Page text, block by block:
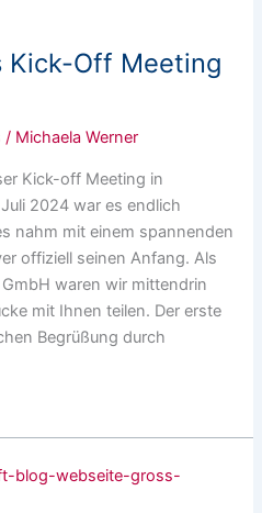
Kick-Off Meeting
/ Michaela Werner
Kick-off Meeting in
2024 war es endlich
nahm mit einem spannenden
offiziell seinen Anfang. Als
waren wir mittendrin
mit Ihnen teilen. Der erste
Begrüßung durch